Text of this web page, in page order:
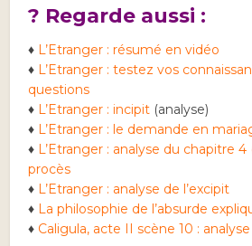
? Regarde aussi :
♦ L’Etranger : résumé en vidéo
♦ L’Etranger : testez vos
questions
♦ L’Etranger : incipit (analyse)
♦ L’Etranger : le demande en
♦ L’Etranger : analyse du chapitre
procès
♦ L’Etranger : analyse de l’excipit
♦ La philosophie de l’absurde
♦ Caligula, acte II scène 10 : analyse